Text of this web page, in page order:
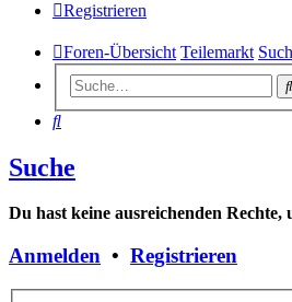
Registrieren
Foren-Übersicht Teilemarkt
Suche
Suche
Du hast keine ausreichenden Rechte,
Anmelden • Registrieren